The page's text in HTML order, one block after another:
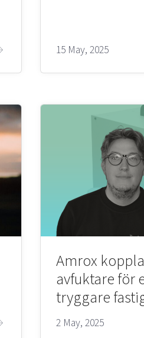
15 May, 2025
Amrox
avfuktare för
tryggare
2 May, 2025